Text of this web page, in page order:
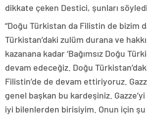
dikkate çeken Destici, şunları
“Doğu Türkistan da Filistin de bizim
Türkistan’daki zulüm durana ve hakkı
kazanana kadar ‘Bağımsız Doğu
devam edeceğiz. Doğu
Filistin’de de devam ettiriyoruz.
genel başkan bu kardeşiniz.
iyi bilenlerden birisiyim. Onun için şu